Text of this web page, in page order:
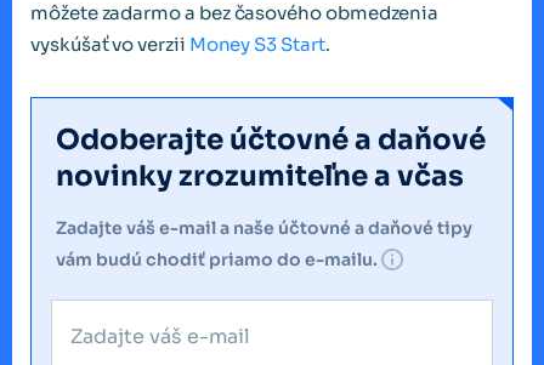
môžete zadarmo a bez časového obmedzenia
vyskúšať vo verzii Money S3 Start.
Odoberajte účtovné a daňové
novinky zrozumiteľne a včas
Zadajte váš e-mail a naše účtovné a daňové tipy
vám budú chodiť priamo do e-mailu.